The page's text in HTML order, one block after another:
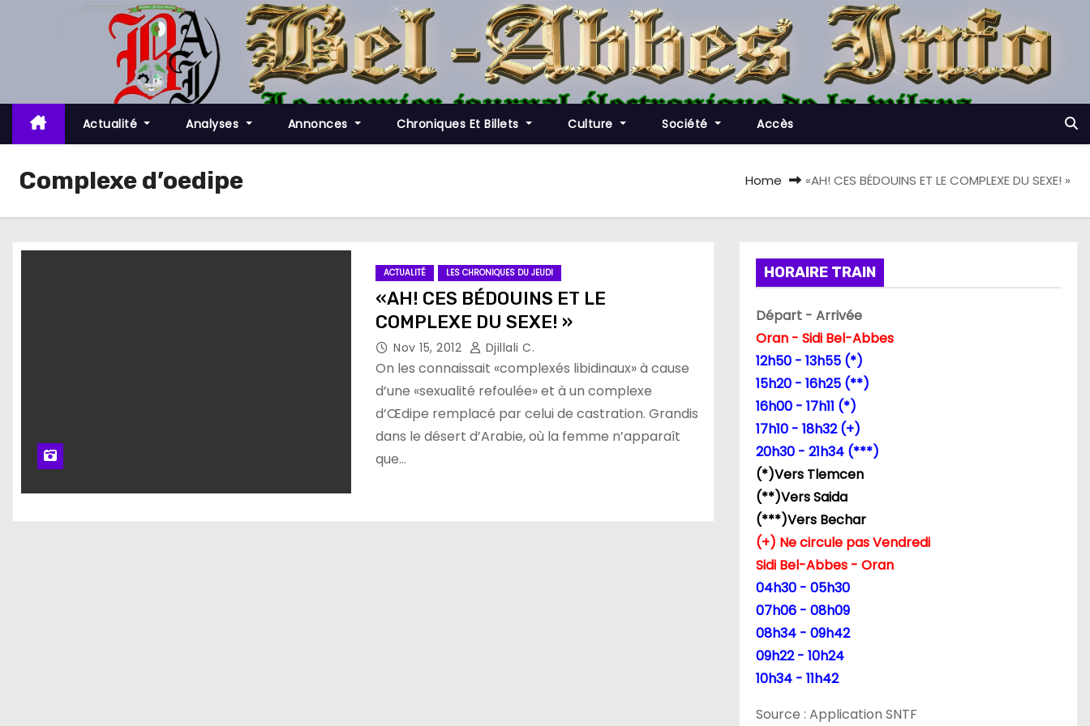
t
c
t
Actualité Analyses Annonces Chroniques Et Billets Culture Société Accès
Complexe d’oedipe Home «AH! CES BÉDOUINS ET LE COMPLEXE DU SEXE! »
ACTUALITÉ LES CHRONIQUES DU JEUDI
«AH! CES BÉDOUINS ET LE
COMPLEXE DU SEXE! »
Nov 15, 2012 Djillali C.
On les connaissait «complexés libidinaux» à cause
d’une «sexualité refoulée» et à un complexe
d’Œdipe remplacé par celui de castration. Grandis
dans le désert d’Arabie, où la femme n’apparaît
que…
HORAIRE TRAIN
Départ - Arrivée
Oran - Sidi Bel-Abbes
12h50 - 13h55 (*)
15h20 - 16h25 (**)
16h00 - 17h11 (*)
17h10 - 18h32 (+)
20h30 - 21h34 (***)
(*)Vers Tlemcen
(**)Vers Saida
(***)Vers Bechar
(+) Ne circule pas Vendredi
Sidi Bel-Abbes - Oran
04h30 - 05h30
07h06 - 08h09
08h34 - 09h42
09h22 - 10h24
10h34 - 11h42
Source : Application SNTF